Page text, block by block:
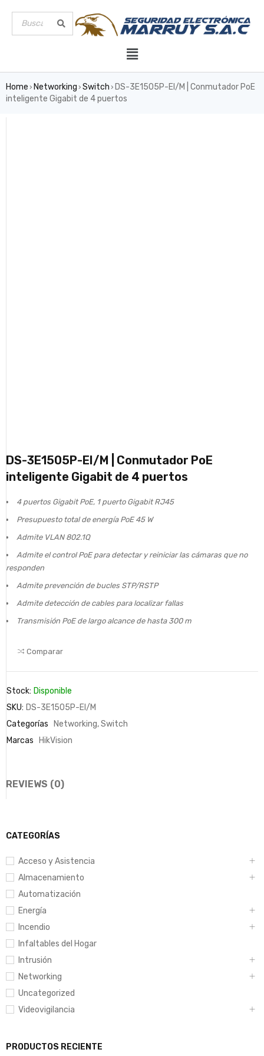
Home › Networking › Switch › DS-3E1505P-EI/M | Conmutador PoE
inteligente Gigabit de 4 puertos
CATEGORÍAS
Acceso y Asistencia
Almacenamiento
Automatización
Energía
Incendio
Infaltables del Hogar
Intrusión
Networking
Uncategorized
Videovigilancia
PRODUCTOS RECIENTE
DS-3E1505P-EI/M | Conmutador PoE
inteligente Gigabit de 4 puertos
4 puertos Gigabit PoE, 1 puerto Gigabit RJ45
Presupuesto total de energía PoE 45 W
Admite VLAN 802.1Q
Admite el control PoE para detectar y reiniciar las cámaras que no
responden
Admite prevención de bucles STP/RSTP
Admite detección de cables para localizar fallas
Transmisión PoE de largo alcance de hasta 300 m
Comparar
Stock: Disponible
SKU: DS-3E1505P-EI/M
Categorías
Networking,Switch
Marcas
HikVision
REVIEWS (0)